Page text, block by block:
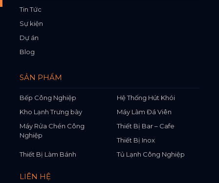
Tin Tức
Sự kiện
Dự án
Blog
SẢN PHẨM
Bếp Công Nghiệp
Hệ Thống Hút Khói
Kho Lạnh Trưng bày
Máy Làm Đá Viên
Máy Rửa Chén Công
Nghiệp
Thiết Bị Bar – Cafe
Thiết Bị Inox
Thiết Bị Làm Bánh
Tủ Lạnh Công Nghiệp
LIÊN HỆ